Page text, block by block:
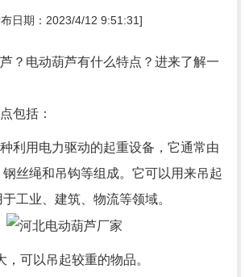
布日期：2023/4/12 9:51:31]
电动葫芦有什么特点？进来了解一
包括：
利用电力驱动的起重设备，它通常由
丝绳和吊钩等组成。它可以用来吊起
工业、建筑、物流等领域。
可以吊起较重的物品。